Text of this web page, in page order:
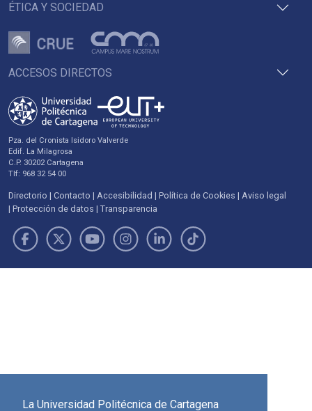
La Universidad Politécnica de Cartagena
ACCESOS DIRECTOS
Pza. del Cronista Isidoro Valverde
Edif. La Milagrosa
C.P. 30202 Cartagena
Tlf: 968 32 54 00
Directorio Contacto Accesibilidad Política de Cookies
Aviso legal
Protección de datos
Transparencia
ÉTICA Y SOCIEDAD